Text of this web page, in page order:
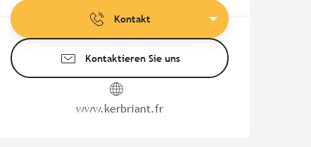
Kontakt
Kontaktieren Sie uns
www.kerbriant.fr